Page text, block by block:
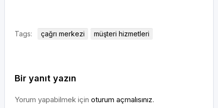
Tags: çağrı merkezi müşteri hizmetleri
Bir yanıt yazın
Yorum yapabilmek için oturum açmalısınız.